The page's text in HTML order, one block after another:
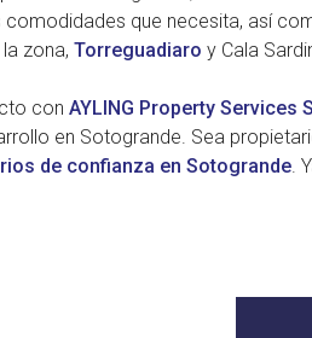
que necesita, así
zona, Torreguadiaro y Cala
con AYLING Property Services
en Sotogrande. Sea
de confianza en Sotogrande.